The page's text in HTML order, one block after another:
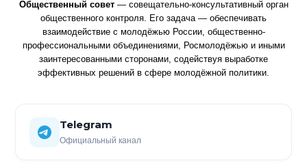
Общественный совет— совещательно-консультативный орган
общественного контроля. Его задача — обеспечивать
взаимодействие с молодёжью России, общественно-
профессиональными объединениями, Росмолодёжью и иными
заинтересованными сторонами, содействуя выработке
эффективных решений в сфере молодёжной политики.
Telegram
Официальный канал